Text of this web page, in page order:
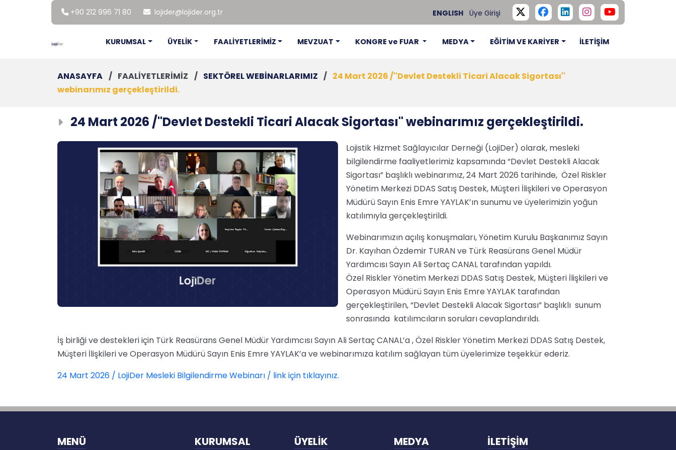
+90 212 996 71 80 lojider@lojider.org.tr ENGLISH Üye Girişi
KURUMSAL ÜYELİK FAALİYETLERİMİZ MEVZUAT KONGRE ve FUAR MEDYA EĞİTİM VE KARİYER İLETİŞİM
ANASAYFA / FAALİYETLERİMİZ / SEKTÖREL WEBİNARLARIMIZ / 24 Mart 2026 /''Devlet Destekli Ticari Alacak Sigortası''
webinarımız gerçekleştirildi.
24 Mart 2026 /''Devlet Destekli Ticari Alacak Sigortası'' webinarımız gerçekleştirildi.
Lojistik Hizmet Sağlayıcılar Derneği (LojiDer) olarak, mesleki
bilgilendirme faaliyetlerimiz kapsamında “Devlet Destekli Alacak
Sigortası” başlıklı webinarımız, 24 Mart 2026 tarihinde, Özel Riskler
Yönetim Merkezi DDAS Satış Destek, Müşteri İlişkileri ve Operasyon
Müdürü Sayın Enis Emre YAYLAK’ın sunumu ve üyelerimizin yoğun
katılımıyla gerçekleştirildi.
Webinarımızın açılış konuşmaları, Yönetim Kurulu Başkanımız Sayın
Dr. Kayıhan Özdemir TURAN ve Türk Reasürans Genel Müdür
Yardımcısı Sayın Ali Sertaç CANAL tarafından yapıldı.
Özel Riskler Yönetim Merkezi DDAS Satış Destek, Müşteri İlişkileri ve
Operasyon Müdürü Sayın Enis Emre YAYLAK tarafından
gerçekleştirilen, “Devlet Destekli Alacak Sigortası” başlıklı sunum
sonrasında katılımcıların soruları cevaplandırıldı.
İş birliği ve destekleri için Türk Reasürans Genel Müdür Yardımcısı Sayın Ali Sertaç CANAL’a , Özel Riskler Yönetim Merkezi DDAS Satış Destek,
Müşteri İlişkileri ve Operasyon Müdürü Sayın Enis Emre YAYLAK’a ve webinarımıza katılım sağlayan tüm üyelerimize teşekkür ederiz.
24 Mart 2026 / LojiDer Mesleki Bilgilendirme Webinarı / link için tıklayınız.
MENÜ KURUMSAL ÜYELİK MEDYA İLETİŞİM